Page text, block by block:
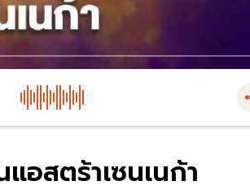
อสตร้าเซนเนก้า